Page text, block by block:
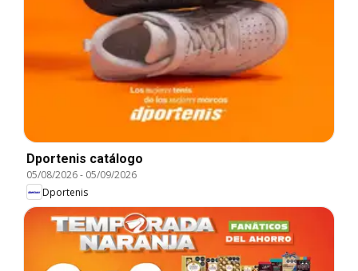
Dportenis catálogo
05/08/2026- 05/09/2026
Dportenis